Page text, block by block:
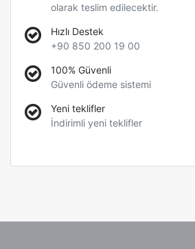
olarak teslim edilecektir.
Hızlı Destek
+90 850 200 19 00
100% Güvenli
Güvenli ödeme sistemi
Yeni teklifler
İndirimli yeni teklifler